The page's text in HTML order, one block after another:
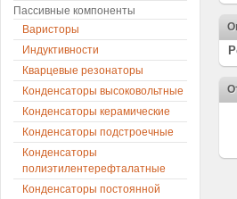
Пассивные компоненты
Варисторы
Индуктивности
Кварцевые резонаторы
Конденсаторы высоковольтные
Конденсаторы керамические
Конденсаторы подстроечные
Конденсаторы
полиэтилентерефталатные
Конденсаторы постоянной